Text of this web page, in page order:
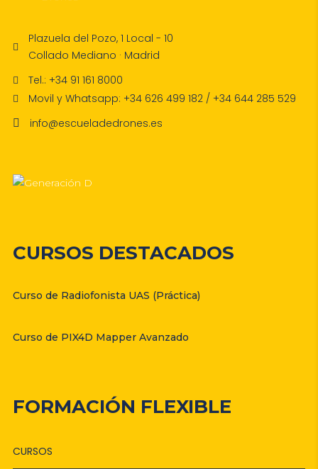
Plazuela del Pozo, 1 Local - 10
Collado Mediano · Madrid
Tel.: +34 91 161 8000
Movil y Whatsapp: +34 626 499 182 / +34 644 285 529
info@escueladedrones.es
CURSOS DESTACADOS
Curso de Radiofonista UAS (Práctica)
Curso de PIX4D Mapper Avanzado
FORMACIÓN FLEXIBLE
CURSOS